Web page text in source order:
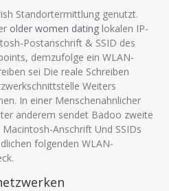
Standortermittlung genutzt.
older women dating lokalen IP-
Postanschrift & SSID des
demzufolge ein WLAN-
sei Die reale Schreiben
Weiters
In einer Menschenahnlicher
anderem sendet Badoo zweite
Anschrift Und SSIDs
folgenden WLAN-